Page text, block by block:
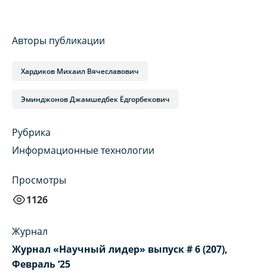
Авторы публикации
Хардиков Михаил Вячеславович
Эминджонов Джамшедбек Ёдгорбекович
Рубрика
Информационные технологии
Просмотры
1126
Журнал
Журнал «Научный лидер» выпуск # 6 (207),
Февраль ‘25